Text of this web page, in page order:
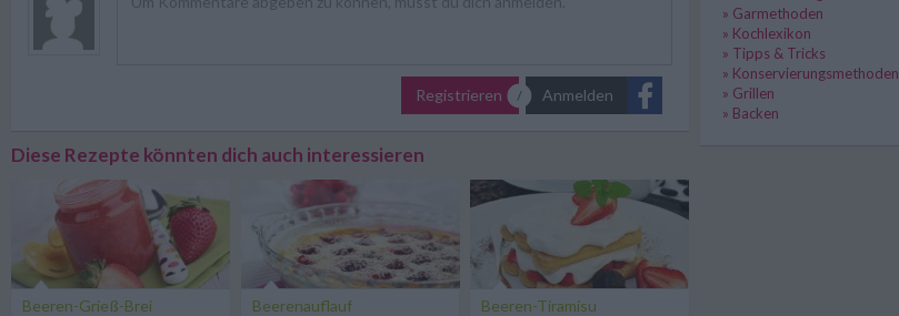
Registrieren Anmelden
Diese Rezepte könnten dich auch interessieren
Beeren-Grieß-Brei Beerenauflauf Beeren-Tiramisu
» Garmethoden
» Kochlexikon
» Tipps & Tricks
» Konservierungsmethoden
» Grillen
» Backen